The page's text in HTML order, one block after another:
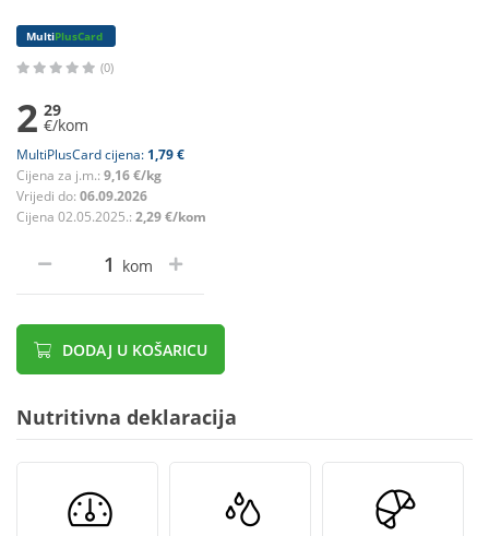
MultiPlusCard
(0)
2 29
€/kom
MultiPlusCard cijena: 1,79 €
Cijena za j.m.: 9,16 €/kg
Vrijedi do: 06.09.2026
Cijena 02.05.2025.: 2,29 €/kom
kom
DODAJ U KOŠARICU
Nutritivna deklaracija